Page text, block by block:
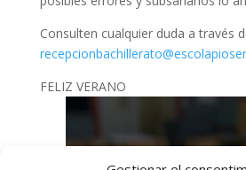
Consulten cualquier duda a través
FELIZ VERANO